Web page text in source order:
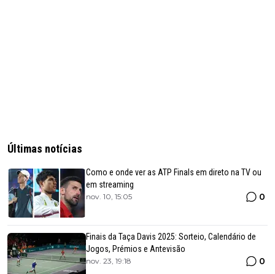
Últimas notícias
Como e onde ver as ATP Finals em direto na TV ou
em streaming
nov. 10, 15:05 0
Finais da Taça Davis 2025: Sorteio, Calendário de
Jogos, Prémios e Antevisão
nov. 23, 19:18 0